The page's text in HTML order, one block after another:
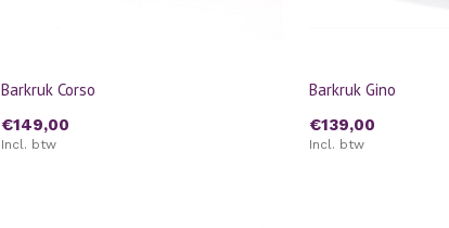
Barkruk Corso
€149,00
Incl. btw
Barkruk Gino
€139,00
Incl. btw